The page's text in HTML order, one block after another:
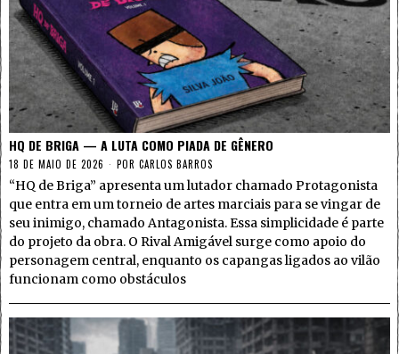
HQ DE BRIGA — A LUTA COMO PIADA DE GÊNERO
18 DE MAIO DE 2026 POR CARLOS BARROS
“HQ de Briga” apresenta um lutador chamado Protagonista
que entra em um torneio de artes marciais para se vingar de
seu inimigo, chamado Antagonista. Essa simplicidade é parte
do projeto da obra. O Rival Amigável surge como apoio do
personagem central, enquanto os capangas ligados ao vilão
funcionam como obstáculos